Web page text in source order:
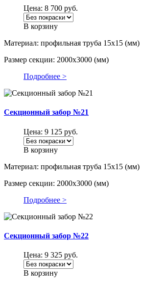
Цена: 8 700 руб.
В корзину
Материал: профильная труба 15х15 (мм)
Размер секции: 2000х3000 (мм)
Подробнее >
Секционный забор №21
Цена: 9 125 руб.
В корзину
Материал: профильная труба 15х15 (мм)
Размер секции: 2000х3000 (мм)
Подробнее >
Секционный забор №22
Цена: 9 325 руб.
В корзину